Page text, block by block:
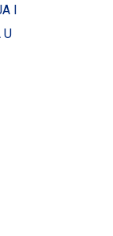
I
U